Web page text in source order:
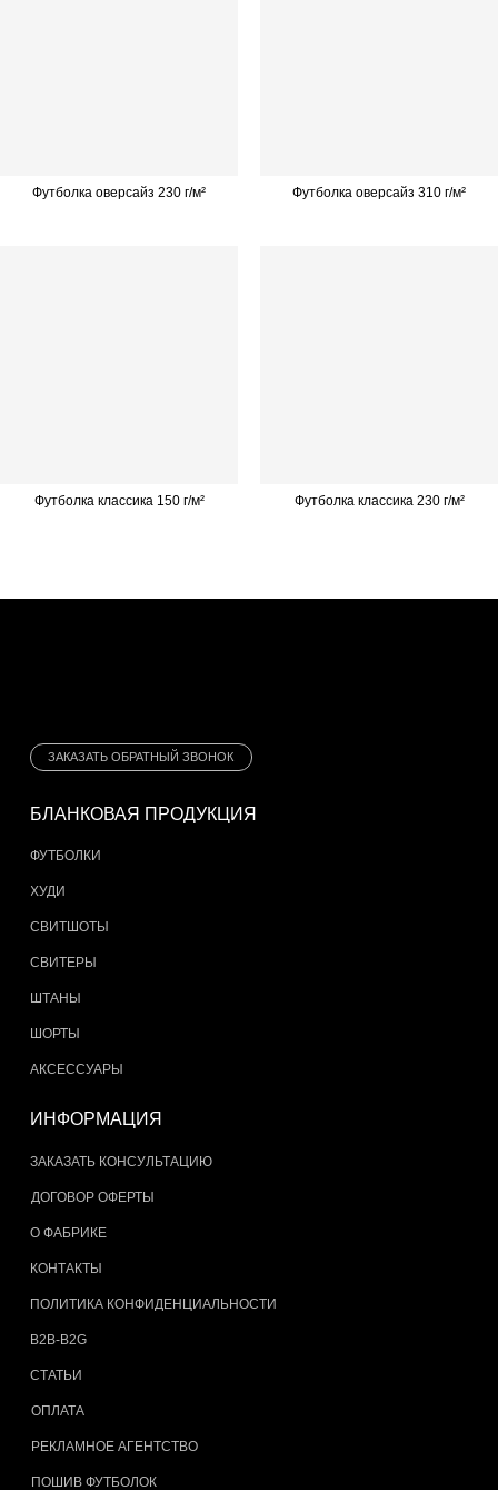
Футболка оверсайз 230 г/м² Футболка оверсайз 310 г/м²
Футболка классика 150 г/м² Футболка классика 230 г/м²
БЛАНКОВАЯ ПРОДУКЦИЯ
ИНФОРМАЦИЯ
ЗАКАЗАТЬ ОБРАТНЫЙ ЗВОНОК
ФУТБОЛКИ
ЗАКАЗАТЬ КОНСУЛЬТАЦИЮ
ДОГОВОР ОФЕРТЫ
ПОШИВ ФУТБОЛОК
ОПЛАТА
РЕКЛАМНОЕ АГЕНТСТВО
О ФАБРИКЕ
КОНТАКТЫ
СТАТЬИ
ПОЛИТИКА КОНФИДЕНЦИАЛЬНОСТИ
B2B-B2G
ХУДИ
СВИТШОТЫ
СВИТЕРЫ
ШТАНЫ
ШОРТЫ
АКСЕССУАРЫ